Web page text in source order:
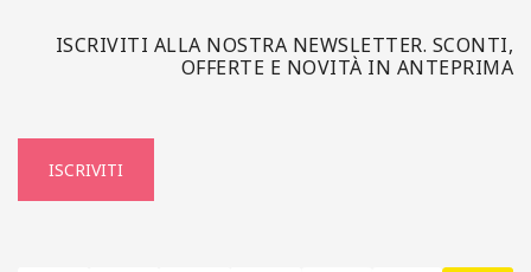
ISCRIVITI ALLA NOSTRA NEWSLETTER. SCONTI,
OFFERTE E NOVITÀ IN ANTEPRIMA
ISCRIVITI